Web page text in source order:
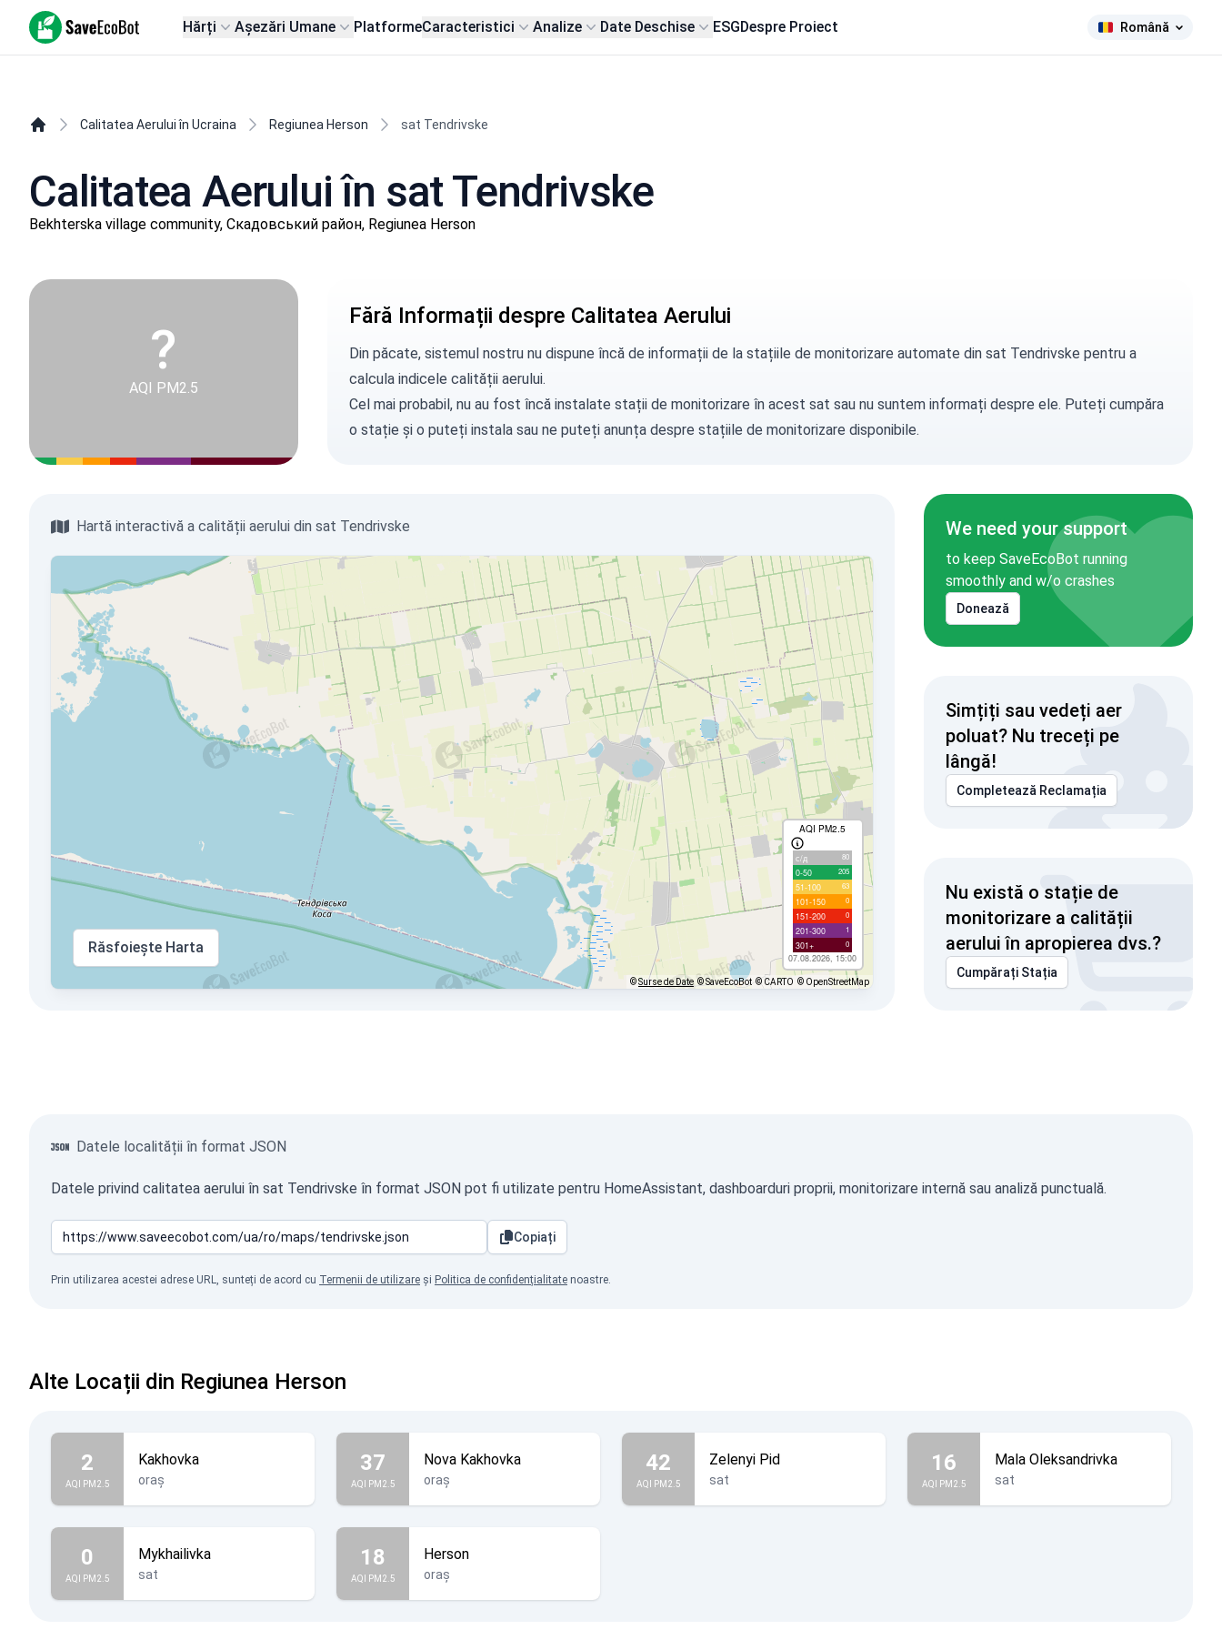
SaveEcoBot Hărți Așezări Umane PlatformeCaracteristici Analize Date Deschise ESGDespre Proiect Română
Calitatea Aerului în Ucraina Regiunea Herson sat Tendrivske
Calitatea Aerului în sat Tendrivske
Bekhterska village community, Скадовський район, Regiunea Herson
?
AQI PM2.5
Fără Informații despre Calitatea Aerului
Din păcate, sistemul nostru nu dispune încă de informații de la stațiile de monitorizare automate din sat Tendrivske pentru a
calcula indicele calității aerului.
Cel mai probabil, nu au fost încă instalate stații de monitorizare în acest sat sau nu suntem informați despre ele. Puteți cumpăra
o stație și o puteți instala sau ne puteți anunțadespre stațiile de monitorizare disponibile.
Hartă interactivă a calității aerului din sat Tendrivske
AQI PM2.5
с/д 80
0-50 205
51-100 63
101-150 0
151-200 0
201-300 1
301+ 0
07.08.2026, 15:00
Răsfoiește Harta
©Surse de Date © SaveEcoBot © CARTO © OpenStreetMap
We need your support
to keep SaveEcoBot running
smoothly and w/o crashes
Donează
Simțiți sau vedeți aer
poluat? Nu treceți pe
lângă!
Completează Reclamația
Nu există o stație de
monitorizare a calității
aerului în apropierea dvs.?
Cumpărați Stația
Datele localității în format JSON
Datele privind calitatea aerului în sat Tendrivske în format JSON pot fi utilizate pentru HomeAssistant, dashboarduri proprii, monitorizare internă sau analiză punctuală.
Copiați
Prin utilizarea acestei adrese URL, sunteți de acord cu Termenii de utilizare și Politica de confidențialitate noastre.
Alte Locații din Regiunea Herson
2
AQI PM2.5
Kakhovka
oraș
37
AQI PM2.5
Nova Kakhovka
oraș
42
AQI PM2.5
Zelenyi Pid
sat
16
AQI PM2.5
Mala Oleksandrivka
sat
0
AQI PM2.5
Mykhailivka
sat
18
AQI PM2.5
Herson
oraș